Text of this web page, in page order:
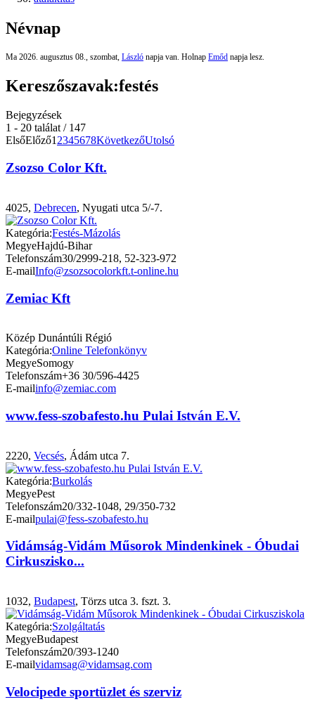
Névnap
Ma 2026. augusztus 08., szombat, László napja van. Holnap Emőd napja lesz.
Kereszőszavak:festés
Bejegyzések
1 - 20 találat / 147
ElsőElőző12345678KövetkezőUtolsó
Zsozso Color Kft.
4025, Debrecen, Nyugati utca 5/-7.
Kategória:Festés-Mázolás
MegyeHajdú-Bihar
Telefonszám30/2999-218, 52-323-972
E-mailInfo@zsozsocolorkft.t-online.hu
Zemiac Kft
Közép Dunántúli Régió
Kategória:Online Telefonkönyv
MegyeSomogy
Telefonszám+36 30/596-4425
E-mailinfo@zemiac.com
www.fess-szobafesto.hu Pulai István E.V.
2220, Vecsés, Ádám utca 7.
Kategória:Burkolás
MegyePest
Telefonszám20/332-1048, 29/350-732
E-mailpulai@fess-szobafesto.hu
Vidámság-Vidám Műsorok Mindenkinek - Óbudai
Cirkuszisko...
1032, Budapest, Törzs utca 3. fszt. 3.
Kategória:Szolgáltatás
MegyeBudapest
Telefonszám20/393-1240
E-mailvidamsag@vidamsag.com
Velocipede sportüzlet és szerviz